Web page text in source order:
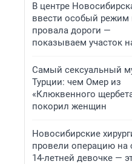
В центре
ввести особый режим
провала дороги —
показываем участок
Самый сексуальный
Турции: чем Омер из
«Клюквенного
покорил женщин
Новосибирские
провели операцию на
14-летней девочке —